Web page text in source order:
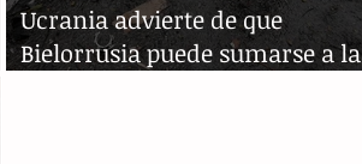
Ucrania advierte de que
Bielorrusia puede sumarse a la